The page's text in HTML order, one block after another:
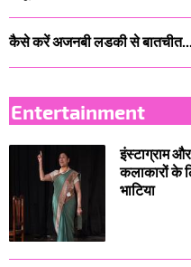
कैसे करें अजनबी लडकी से बातचीत...
Entertainment
इंस्टाग्राम
कलाकारों के
भाटिया